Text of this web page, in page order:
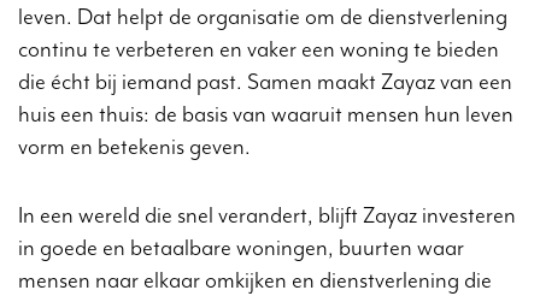
leven. Dat helpt de organisatie om de dienstverlening
continu te verbeteren en vaker een woning te bieden
die écht bij iemand past. Samen maakt Zayaz van een
huis een thuis: de basis van waaruit mensen hun leven
vorm en betekenis geven.
In een wereld die snel verandert, blijft Zayaz investeren
in goede en betaalbare woningen, buurten waar
mensen naar elkaar omkijken en dienstverlening die